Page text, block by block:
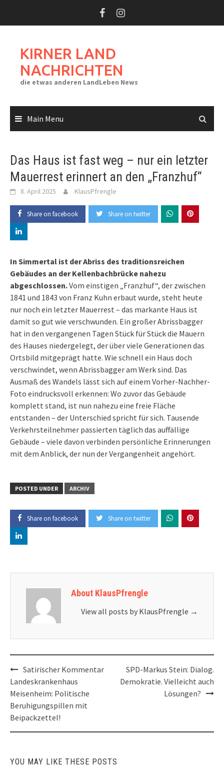
KIRNER LAND
NACHRICHTEN
die etwas anderen LandLeben News
Main Menu
Das Haus ist fast weg – nur ein letzter
Mauerrest erinnert an den „Franzhuf“
8. April 2025 KlausPfrengle
Share on facebook Share on twitter
In Simmertal ist der Abriss des traditionsreichen
Gebäudes an der Kellenbachbrücke nahezu
abgeschlossen.Vom einstigen „Franzhuf“, der zwischen
1841 und 1843 von Franz Kuhn erbaut wurde, steht heute
nur noch ein letzter Mauerrest – das markante Haus ist
damit so gut wie verschwunden. Ein großer Abrissbagger
hat in den vergangenen Tagen Stück für Stück die Mauern
des Hauses niedergelegt, der über viele Generationen das
Ortsbild mitgeprägt hatte. Wie schnell ein Haus doch
verschwindet, wenn Abrissbagger am Werk sind. Das
Ausmaß des Wandels lässt sich auf einem Vorher-Nachher-
Foto eindrucksvoll erkennen: Wo zuvor das Gebäude
komplett stand, ist nun nahezu eine freie Fläche
entstanden – der Unterschied spricht für sich. Tausende
Verkehrsteilnehmer passierten täglich das auffällige
Gebäude – viele davon verbinden persönliche Erinnerungen
mit dem Anblick, der nun der Vergangenheit angehört.
POSTED UNDER ARCHIV
Share on facebook Share on twitter
About KlausPfrengle
View all posts by KlausPfrengle →
Post
navigation
Satirischer Kommentar
Landeskrankenhaus
Meisenheim: Politische
Beruhigungspillen mit
Beipackzettel!
SPD-Markus Stein: Dialog.
Demokratie. Vielleicht auch
Lösungen?
YOU MAY LIKE THESE POSTS